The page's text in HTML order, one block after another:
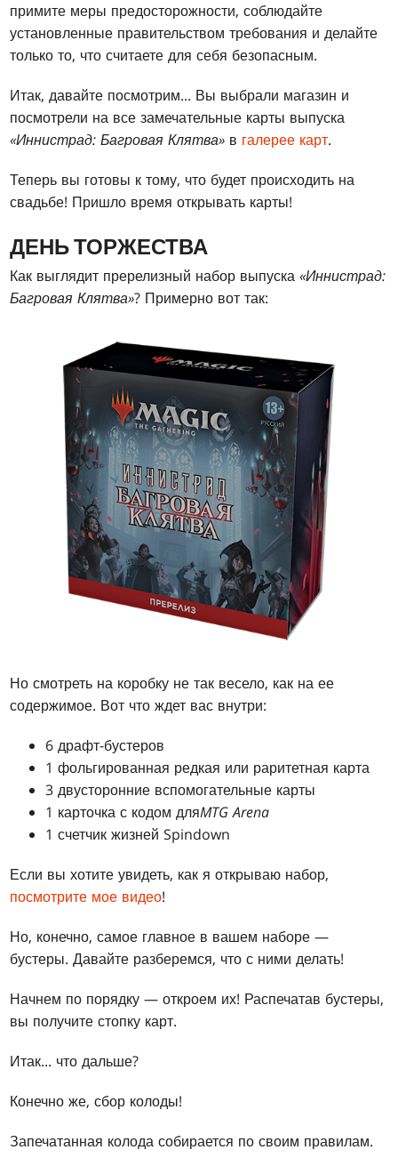
примите меры предосторожности, соблюдайте
установленные правительством требования и делайте
только то, что считаете для себя безопасным.
Итак, давайте посмотрим... Вы выбрали магазин и
посмотрели на все замечательные карты выпуска
«Иннистрад: Багровая Клятва» в галерее карт.
Теперь вы готовы к тому, что будет происходить на
свадьбе! Пришло время открывать карты!
ДЕНЬ ТОРЖЕСТВА
Как выглядит пререлизный набор выпуска«Иннистрад:
Багровая Клятва»? Примерно вот так:
Но смотреть на коробку не так весело, как на ее
содержимое. Вот что ждет вас внутри:
6 драфт-бустеров
1 фольгированная редкая или раритетная карта
3 двусторонние вспомогательные карты
1 карточка с кодом дляMTG Arena
1 счетчик жизней Spindown
Если вы хотите увидеть, как я открываю набор,
посмотрите мое видео!
Но, конечно, самое главное в вашем наборе —
бустеры. Давайте разберемся, что с ними делать!
Начнем по порядку — откроем их! Распечатав бустеры,
вы получите стопку карт.
Итак... что дальше?
Конечно же, сбор колоды!
Запечатанная колода собирается по своим правилам.